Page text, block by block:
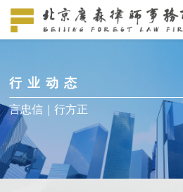
行业动态
言忠信｜行方正